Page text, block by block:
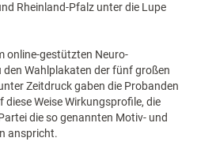
Rheinland-Pfalz unter die Lupe
online-gestützten Neuro-
Wahlplakaten der fünf großen
Zeitdruck gaben die Probanden
Weise Wirkungsprofile, die
die so genannten Motiv- und
anspricht.